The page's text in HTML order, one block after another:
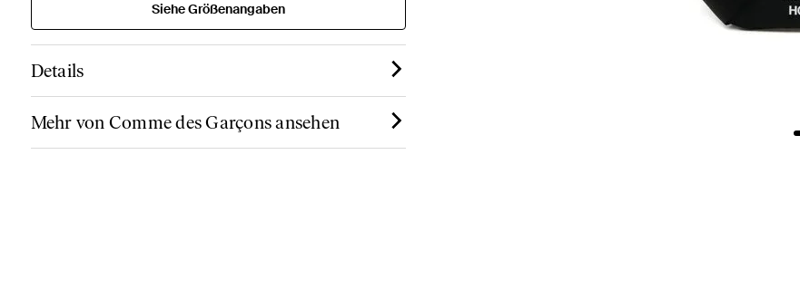
Siehe Größenangaben
Details
Mehr von Comme des Garçons ansehen